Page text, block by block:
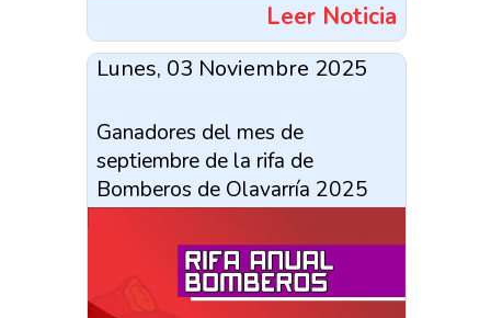
Leer Noticia
Lunes, 03 Noviembre 2025
Ganadores del mes de
septiembre de la rifa de
Bomberos de Olavarría 2025